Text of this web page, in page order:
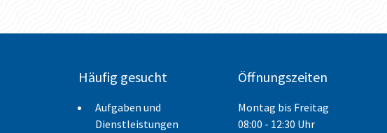
Häufig gesucht
Aufgaben und
Dienstleistungen
Öffnungszeiten
Montag bis Freitag
08:00 - 12:30 Uhr